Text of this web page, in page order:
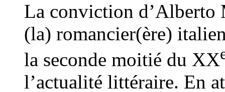
La conviction d’Alberto
(la) romancier(ère)
la seconde moitié du XX
l’actualité littéraire. En